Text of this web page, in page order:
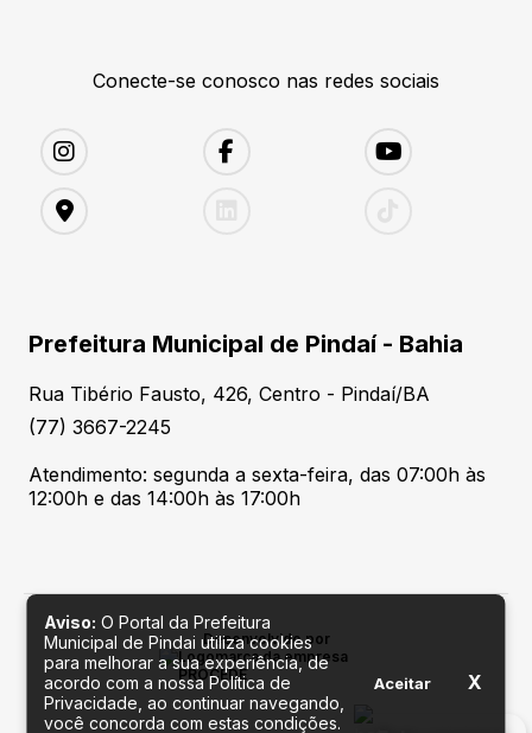
Conecte-se conosco nas redes sociais
Prefeitura Municipal de Pindaí - Bahia
Rua Tibério Fausto, 426, Centro - Pindaí/BA
(77) 3667-2245
Atendimento: segunda a sexta-feira, das 07:00h às
12:00h e das 14:00h às 17:00h
Desenvolvido por
Aviso: O Portal da Prefeitura
Municipal de Pindai utiliza cookies
para melhorar a sua experiência, de
acordo com a nossa Política de
Privacidade, ao continuar navegando,
você concorda com estas condições.
Aceitar X